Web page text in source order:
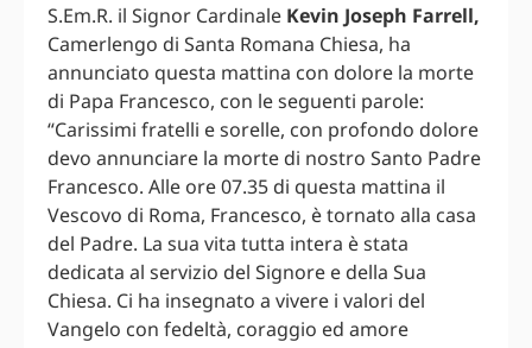
S.Em.R. il Signor Cardinale Kevin Joseph Farrell,
Camerlengo di Santa Romana Chiesa, ha
annunciato questa mattina con dolore la morte
di Papa Francesco, con le seguenti parole:
“Carissimi fratelli e sorelle, con profondo dolore
devo annunciare la morte di nostro Santo Padre
Francesco. Alle ore 07.35 di questa mattina il
Vescovo di Roma, Francesco, è tornato alla casa
del Padre. La sua vita tutta intera è stata
dedicata al servizio del Signore e della Sua
Chiesa. Ci ha insegnato a vivere i valori del
Vangelo con fedeltà, coraggio ed amore